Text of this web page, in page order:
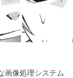
画像処理システム